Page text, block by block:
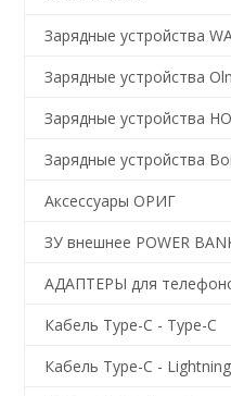
Зарядные устройства
Зарядные устройства
Зарядные устройства
Зарядные устройства
Аксессуары ОРИГ
ЗУ внешнее POWER
АДАПТЕРЫ для
Кабель Type-C - Type-C
Кабель Type-C - Lightning